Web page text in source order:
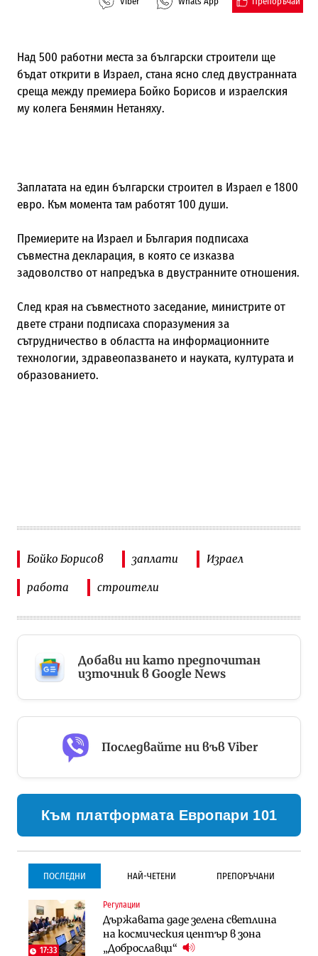
Над 500 работни места за български строители ще
бъдат открити в Израел, стана ясно след двустранната
среща между премиера Бойко Борисов и израелския
му колега Бенямин Нетаняху.
Заплатата на един български строител в Израел е 1800
евро. Към момента там работят 100 души.
Премиерите на Израел и България подписаха
съвместна декларация, в която се изказва
задоволство от напредъка в двустранните отношения.
След края на съвместното заседание, министрите от
двете страни подписаха споразумения за
сътрудничество в областта на информационните
технологии, здравеопазването и науката, културата и
образованието.
Бойко Борисов заплати Израел
работа строители
Добави ни като предпочитан
източник в Google News
Последвайте ни във Viber
Към платформата Европари 101
ПОСЛЕДНИ НАЙ-ЧЕТЕНИ ПРЕПОРЪЧАНИ
17:33
Регулации
Държавата даде зелена светлина
на космическия център в зона
„Доброславци“
Инфраструктура
Проектирането на тунела под
Петрохан ще върви паралелно с
екологичните оценки
Инфраструктура
Проектирането на тунела под
Петрохан ще върви паралелно с
екологичните оценки